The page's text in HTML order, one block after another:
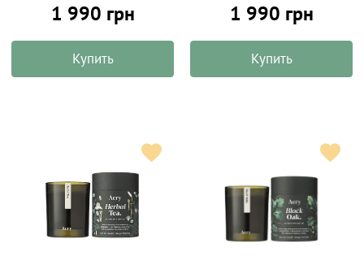
1 990 грн
Купить
1 990 грн
Купить